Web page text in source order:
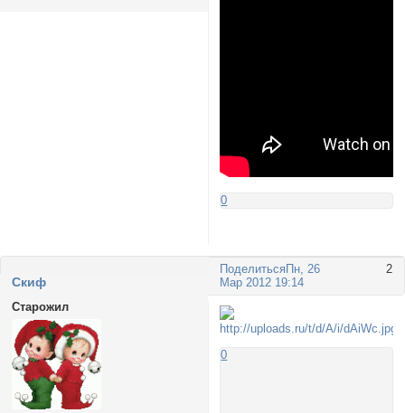
0
Поделиться 2
Пн, 26
Мар 2012 19:14
Cкиф
Старожил
0